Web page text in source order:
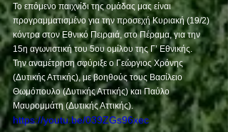
Το επόμενο παιχνίδι της ομάδας μας είναι
προγραμματισμένο για την προσεχή Κυριακή (19/2)
κόντρα στον Εθνικό Πειραιά, στο Πέραμα, για την
15η αγωνιστική του 5ου ομίλου της Γ’ Εθνικής.
Την αναμέτρηση σφύριξε ο Γεώργιος Χρόνης
(Δυτικής Αττικής), με βοηθούς τους Βασίλειο
Θωμόπουλο (Δυτικής Αττικής) και Παύλο
Μαυρομμάτη (Δυτικής Αττικής).
https://youtu.be/039ZGs96xec